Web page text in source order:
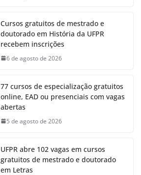
Cursos gratuitos de mestrado e
doutorado em História da UFPR
recebem inscrições
6 de agosto de 2026
77 cursos de especialização gratuitos
online, EAD ou presenciais com vagas
abertas
5 de agosto de 2026
UFPR abre 102 vagas em cursos
gratuitos de mestrado e doutorado
em Letras